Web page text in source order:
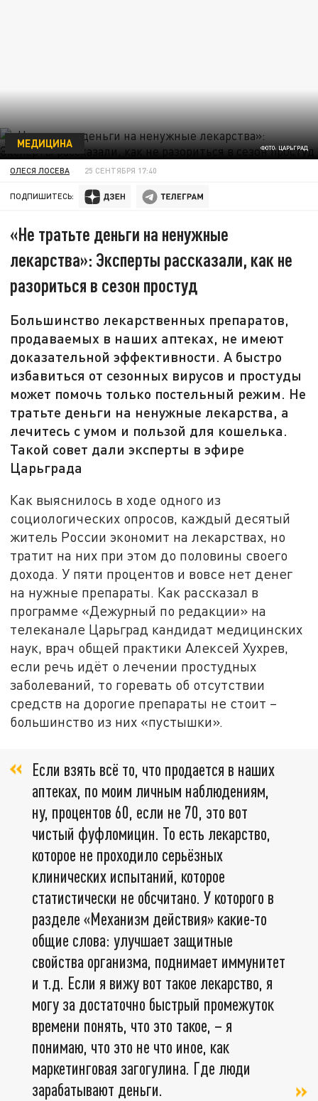
ФОТО: ЦАРЬГРАД
МЕДИЦИНА
ОЛЕСЯ ЛОСЕВА 25 СЕНТЯБРЯ 17:40
ПОДПИШИТЕСЬ:
«Не тратьте деньги на ненужные
лекарства»: Эксперты рассказали, как не
разориться в сезон простуд
Большинство лекарственных препаратов,
продаваемых в наших аптеках, не имеют
доказательной эффективности. А быстро
избавиться от сезонных вирусов и простуды
может помочь только постельный режим. Не
тратьте деньги на ненужные лекарства, а
лечитесь с умом и пользой для кошелька.
Такой совет дали эксперты в эфире
Царьграда
Как выяснилось в ходе одного из
социологических опросов, каждый десятый
житель России экономит на лекарствах, но
тратит на них при этом до половины своего
дохода. У пяти процентов и вовсе нет денег
на нужные препараты. Как рассказал в
программе «Дежурный по редакции» на
телеканале Царьград кандидат медицинских
наук, врач общей практики Алексей Хухрев,
если речь идёт о лечении простудных
заболеваний, то горевать об отсутствии
средств на дорогие препараты не стоит –
большинство из них «пустышки».
Если взять всё то, что продается в наших
аптеках, по моим личным наблюдениям,
ну, процентов 60, если не 70, это вот
чистый фуфломицин. То есть лекарство,
которое не проходило серьёзных
клинических испытаний, которое
статистически не обсчитано. У которого в
разделе «Механизм действия» какие-то
общие слова: улучшает защитные
свойства организма, поднимает иммунитет
и т.д. Если я вижу вот такое лекарство, я
могу за достаточно быстрый промежуток
времени понять, что это такое, – я
понимаю, что это не что иное, как
маркетинговая загогулина. Где люди
зарабатывают деньги.